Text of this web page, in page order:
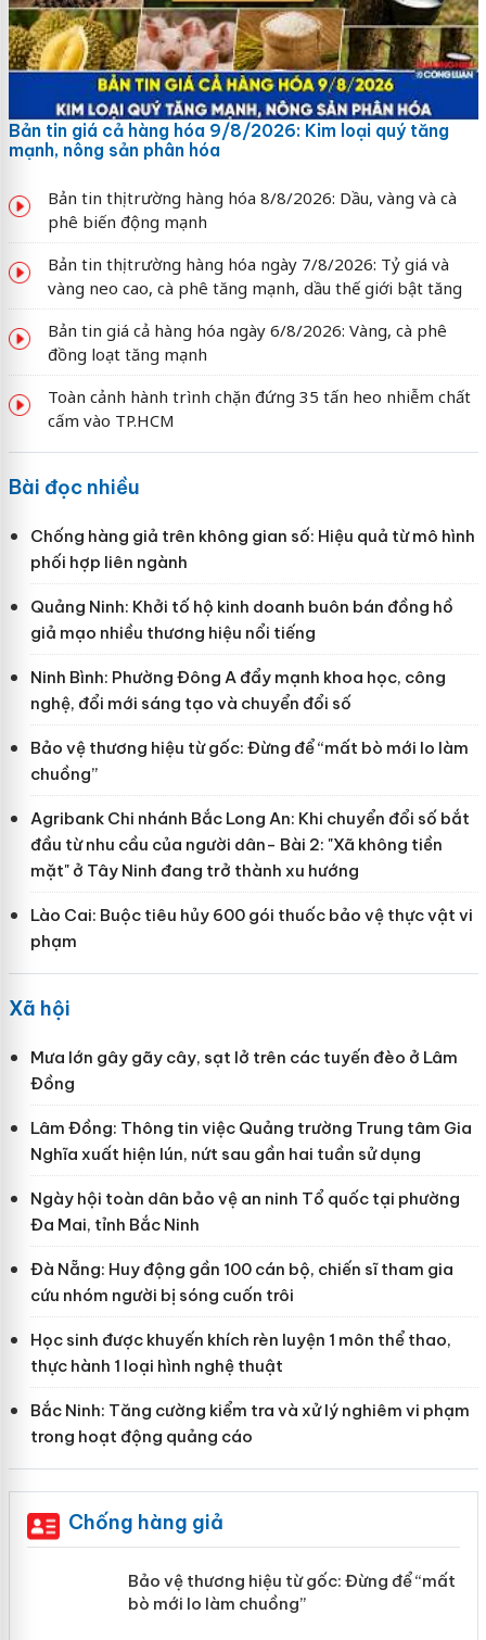
Bản tin giá cả hàng hóa 9/8/2026: Kim loại quý tăng
mạnh, nông sản phân hóa
Bản tin thị trường hàng hóa 8/8/2026: Dầu, vàng và cà
phê biến động mạnh
Bản tin thị trường hàng hóa ngày 7/8/2026: Tỷ giá và
vàng neo cao, cà phê tăng mạnh, dầu thế giới bật tăng
Bản tin giá cả hàng hóa ngày 6/8/2026: Vàng, cà phê
đồng loạt tăng mạnh
Toàn cảnh hành trình chặn đứng 35 tấn heo nhiễm chất
cấm vào TP.HCM
Bài đọc nhiều
Chống hàng giả trên không gian số: Hiệu quả từ mô hình
phối hợp liên ngành
Quảng Ninh: Khởi tố hộ kinh doanh buôn bán đồng hồ
giả mạo nhiều thương hiệu nổi tiếng
Ninh Bình: Phường Đông A đẩy mạnh khoa học, công
nghệ, đổi mới sáng tạo và chuyển đổi số
Bảo vệ thương hiệu từ gốc: Đừng để “mất bò mới lo làm
chuồng”
Agribank Chi nhánh Bắc Long An: Khi chuyển đổi số bắt
đầu từ nhu cầu của người dân- Bài 2: "Xã không tiền
mặt" ở Tây Ninh đang trở thành xu hướng
Lào Cai: Buộc tiêu hủy 600 gói thuốc bảo vệ thực vật vi
phạm
Xã hội
Mưa lớn gây gãy cây, sạt lở trên các tuyến đèo ở Lâm
Đồng
Lâm Đồng: Thông tin việc Quảng trường Trung tâm Gia
Nghĩa xuất hiện lún, nứt sau gần hai tuần sử dụng
Ngày hội toàn dân bảo vệ an ninh Tổ quốc tại phường
Đa Mai, tỉnh Bắc Ninh
Đà Nẵng: Huy động gần 100 cán bộ, chiến sĩ tham gia
cứu nhóm người bị sóng cuốn trôi
Học sinh được khuyến khích rèn luyện 1 môn thể thao,
thực hành 1 loại hình nghệ thuật
Bắc Ninh: Tăng cường kiểm tra và xử lý nghiêm vi phạm
trong hoạt động quảng cáo
Chống hàng giả
Bảo vệ thương hiệu từ gốc: Đừng để
“mất bò mới lo làm chuồng”